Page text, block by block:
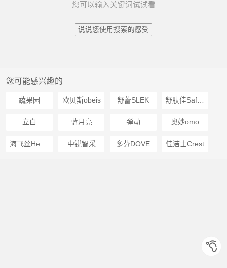
您可以输入关键词试试看
说说您使用搜索的感受
您可能感兴趣的
蔬果园 欧贝斯obeis 舒蕾SLEK
立白 蓝月亮 弹动 奥妙omo
中锐智采 多芬DOVE 佳洁士Crest